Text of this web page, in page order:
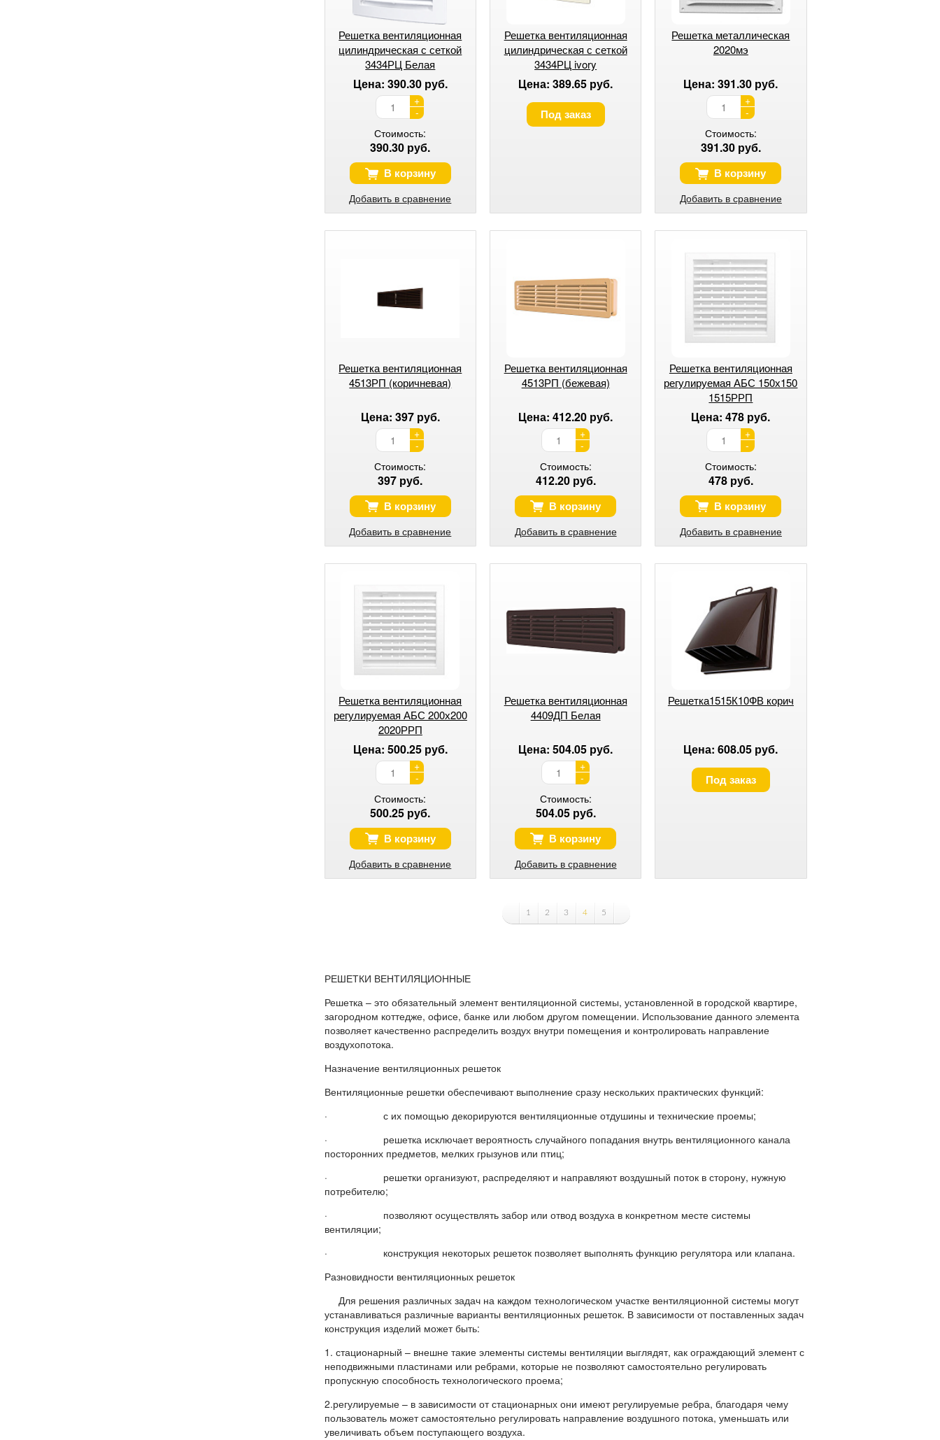
Решетка вентиляционная
цилиндрическая с сеткой
3434РЦ Белая
Цена: 390.30 руб.
+
-
Стоимость:
390.30 руб.
В корзину
Добавить в сравнение
Решетка вентиляционная
цилиндрическая с сеткой
3434РЦ ivory
Цена: 389.65 руб.
Под заказ
Решетка металлическая
2020мэ
Цена: 391.30 руб.
+
-
Стоимость:
391.30 руб.
В корзину
Добавить в сравнение
Решетка вентиляционная
4513РП (коричневая)
Цена: 397 руб.
+
-
Стоимость:
397 руб.
В корзину
Добавить в сравнение
Решетка вентиляционная
4513РП (бежевая)
Цена: 412.20 руб.
+
-
Стоимость:
412.20 руб.
В корзину
Добавить в сравнение
Решетка вентиляционная
регулируемая АБС 150х150
1515РРП
Цена: 478 руб.
+
-
Стоимость:
478 руб.
В корзину
Добавить в сравнение
Решетка вентиляционная
регулируемая АБС 200х200
2020РРП
Цена: 500.25 руб.
+
-
Стоимость:
500.25 руб.
В корзину
Добавить в сравнение
Решетка вентиляционная
4409ДП Белая
Цена: 504.05 руб.
+
-
Стоимость:
504.05 руб.
В корзину
Добавить в сравнение
Решетка1515К10ФВ корич
Цена: 608.05 руб.
Под заказ
1 2 3 4 5
РЕШЕТКИ ВЕНТИЛЯЦИОННЫЕ
Решетка – это обязательный элемент вентиляционной системы, установленной в городской квартире,
загородном коттедже, офисе, банке или любом другом помещении. Использование данного элемента
позволяет качественно распределить воздух внутри помещения и контролировать направление
воздухопотока.
Назначение вентиляционных решеток
Вентиляционные решетки обеспечивают выполнение сразу нескольких практических функций:
· с их помощью декорируются вентиляционные отдушины и технические проемы;
· решетка исключает вероятность случайного попадания внутрь вентиляционного канала
посторонних предметов, мелких грызунов или птиц;
· решетки организуют, распределяют и направляют воздушный поток в сторону, нужную
потребителю;
· позволяют осуществлять забор или отвод воздуха в конкретном месте системы
вентиляции;
· конструкция некоторых решеток позволяет выполнять функцию регулятора или клапана.
Разновидности вентиляционных решеток
Для решения различных задач на каждом технологическом участке вентиляционной системы могут
устанавливаться различные варианты вентиляционных решеток. В зависимости от поставленных задач
конструкция изделий может быть:
1. стационарный – внешне такие элементы системы вентиляции выглядят, как ограждающий элемент с
неподвижными пластинами или ребрами, которые не позволяют самостоятельно регулировать
пропускную способность технологического проема;
2.регулируемые – в зависимости от стационарных они имеют регулируемые ребра, благодаря чему
пользователь может самостоятельно регулировать направление воздушного потока, уменьшать или
увеличивать объем поступающего воздуха.